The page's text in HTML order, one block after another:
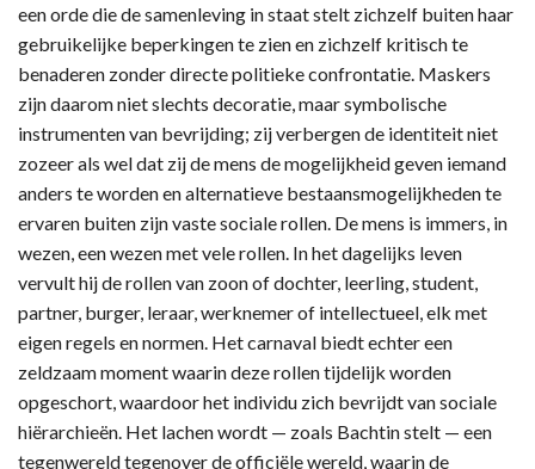
een orde die de samenleving in staat stelt zichzelf buiten haar
gebruikelijke beperkingen te zien en zichzelf kritisch te
benaderen zonder directe politieke confrontatie. Maskers
zijn daarom niet slechts decoratie, maar symbolische
instrumenten van bevrijding; zij verbergen de identiteit niet
zozeer als wel dat zij de mens de mogelijkheid geven iemand
anders te worden en alternatieve bestaansmogelijkheden te
ervaren buiten zijn vaste sociale rollen. De mens is immers, in
wezen, een wezen met vele rollen. In het dagelijks leven
vervult hij de rollen van zoon of dochter, leerling, student,
partner, burger, leraar, werknemer of intellectueel, elk met
eigen regels en normen. Het carnaval biedt echter een
zeldzaam moment waarin deze rollen tijdelijk worden
opgeschort, waardoor het individu zich bevrijdt van sociale
hiërarchieën. Het lachen wordt — zoals Bachtin stelt — een
tegenwereld tegenover de officiële wereld, waarin de